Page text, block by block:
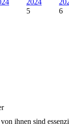
5 6
ihnen sind